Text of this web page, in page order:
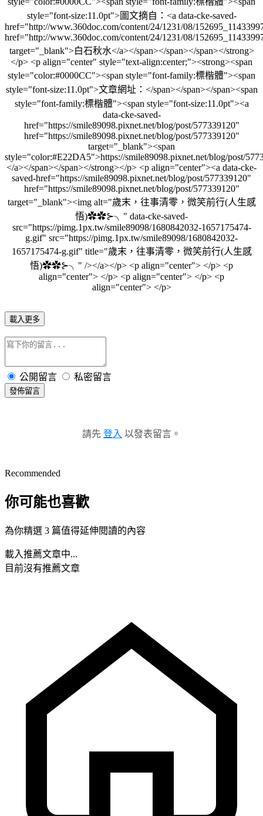
載入更多
公開留言 私密留言
發佈留言
請先 登入 以發表留言。
Recommended
你可能也喜歡
為你精選 3 篇值得延伸閱讀的內容
載入推薦文章中...
目前沒有推薦文章